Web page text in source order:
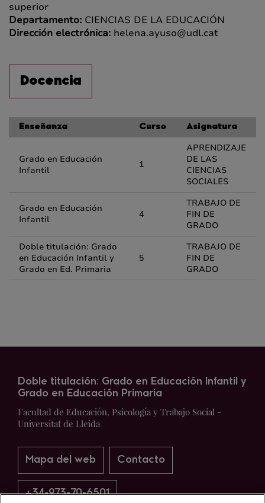
superior
Departamento: CIENCIAS DE LA EDUCACIÓN
Dirección electrónica: helena.ayuso@udl.cat
Docencia
Enseñanza Curso Asignatura
Grado en Educación
Infantil
1
APRENDIZAJE
DE LAS
CIENCIAS
SOCIALES
Grado en Educación
Infantil
4
TRABAJO DE
FIN DE
GRADO
Doble titulación: Grado
en Educación Infantil y
Grado en Ed. Primaria
5
TRABAJO DE
FIN DE
GRADO
Doble titulación: Grado en Educación Infantil y
Grado en Educación Primaria
Facultad de Educación, Psicología y Trabajo Social -
Universitat de Lleida
Mapa del web Contacto
+34-973-70-6501